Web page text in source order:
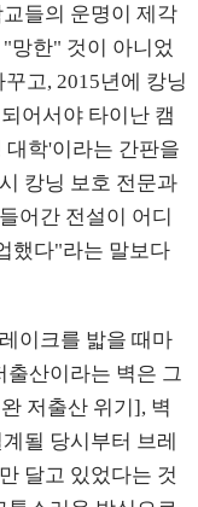
들의 운명이 제각
망한" 것이 아니었
고, 2015년에 캉닝
어서야 타이난 캠
대학'이라는 간판을
캉닝 보호 전문과
어간 전설이 어디
했다"라는 말보다
이크를 밟을 때마
출산이라는 벽은 그
저출산 위기], 벽
될 당시부터 브레
달고 있었다는 것